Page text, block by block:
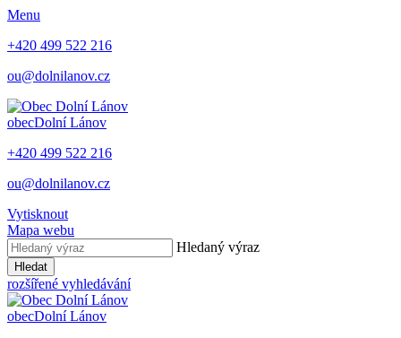
Menu
+420 499 522 216
ou@dolnilanov.cz
obecDolní Lánov
+420 499 522 216
ou@dolnilanov.cz
Vytisknout
Mapa webu
Hledaný výraz
Hledat
rozšířené vyhledávání
obecDolní Lánov